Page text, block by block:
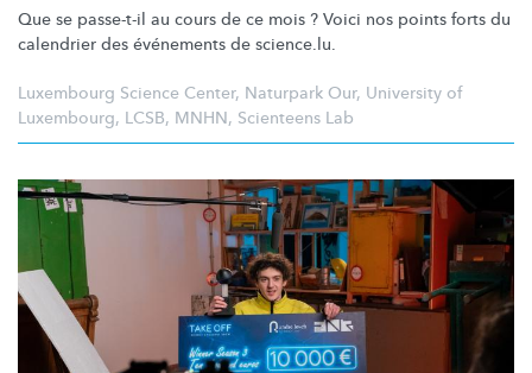
Que se passe-t-il au cours de ce mois ? Voici nos points forts du
calendrier des événements de science.lu.
Luxembourg Science Center, Naturpark Our, University of
Luxembourg, LCSB, MNHN, Scienteens Lab